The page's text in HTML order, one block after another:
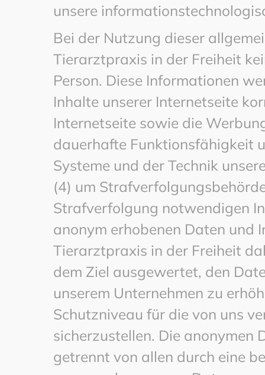
unsere
Bei der Nutzung dieser
Tierarztpraxis in der Freiheit
Person. Diese Informationen
Inhalte unserer Internetseite
Internetseite sowie die
dauerhafte Funktionsfähigkeit
Systeme und der Technik
(4) um
Strafverfolgung notwendigen
anonym erhobenen Daten und
Tierarztpraxis in der Freiheit
dem Ziel ausgewertet, den
unserem Unternehmen zu
Schutzniveau für die von uns
sicherzustellen. Die anonymen
getrennt von allen durch eine